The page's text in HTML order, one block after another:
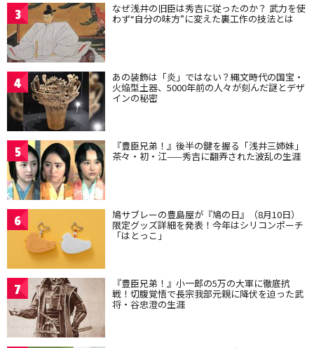
3 なぜ浅井の旧臣は秀吉に従ったのか？ 武力を使
わず“自分の味方”に変えた裏工作の技法とは
4 あの装飾は「炎」ではない？縄文時代の国宝・
火焔型土器、5000年前の人々が刻んだ謎とデザ
インの秘密
5 『豊臣兄弟！』後半の鍵を握る「浅井三姉妹」
茶々・初・江——秀吉に翻弄された波乱の生涯
6 鳩サブレーの豊島屋が『鳩の日』（8月10日）
限定グッズ詳細を発表！今年はシリコンポーチ
「はとっこ」
7 『豊臣兄弟！』小一郎の5万の大軍に徹底抗
戦！切腹覚悟で長宗我部元親に降伏を迫った武
将・谷忠澄の生涯